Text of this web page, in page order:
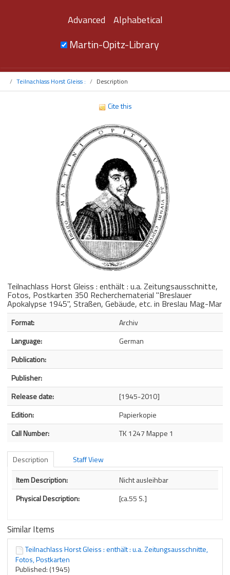
Advanced Alphabetical
Martin-Opitz-Library
Teilnachlass Horst Gleiss : Description
Cite this
Teilnachlass Horst Gleiss : enthält : u.a. Zeitungsausschnitte,
Fotos, Postkarten 350 Recherchematerial "Breslauer
Apokalypse 1945", Straßen, Gebäude, etc. in Breslau Mag-Mar
Bibliographic Details
Format:
Archiv
Language:
German
Publication:
Publisher:
Release date:
[1945-2010]
Edition:
Papierkopie
Call Number:
TK 1247 Mappe 1
Description
Staff View
Description
Item Description:
Nicht ausleihbar
Physical Description:
[ca.55 S.]
Similar Items
Teilnachlass Horst Gleiss : enthält : u.a. Zeitungsausschnitte,
Fotos, Postkarten
Published: (1945)